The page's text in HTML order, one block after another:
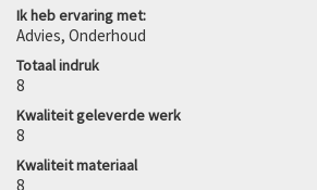
Ik heb ervaring met:
Advies, Onderhoud
Totaal indruk
8
Kwaliteit geleverde werk
8
Kwaliteit materiaal
8